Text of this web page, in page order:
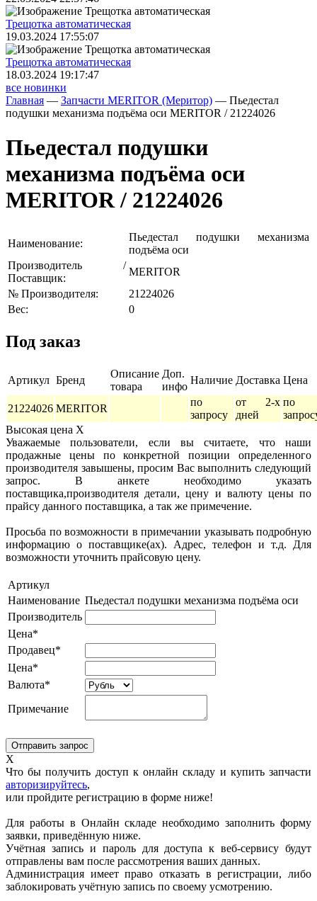
Трещoтка автоматическая
19.03.2024 17:55:07
Трещoтка автоматическая
18.03.2024 19:17:47
все новинки
Главная — Запчасти MERITOR (Меритор) — Пьедестал
подушки механизма подъёма оси MERITOR / 21224026
Пьедестал подушки
механизма подъёма оси
MERITOR / 21224026
Наименование:
Пьедестал подушки механизма
подъёма оси
Производитель /
Поставщик:
MERITOR
№ Производителя:
21224026
Вес:
0
Под заказ
Артикул Бренд
Описание
товара
Доп.
инфо
Наличие Доставка Цена
21224026 MERITOR
по
запросу
от 2-х
дней
по
Высокая цена X
Уважаемые пользователи, если вы считаете, что наши
продажные цены по конкретной позиции определенного
производителя завышены, просим Вас выполнить следующий
запрос. В анкете необходимо указать
поставщика,производителя детали, цену и валюту цены по
прайсу данного поставщика, а так же примечение.
Просьба по возможности в примечании указывать подробную
информацию о поставщике(ах). Адрес, телефон и т.д. Для
возможности уточнить прайсовую цену.
Артикул
Наименование Пьедестал подушки механизма подъёма оси
Производитель
Цена*
Продавец*
Цена*
Валюта*
Примечание
X
Что бы получить доступ к онлайн складу и купить запчасти
авторизируйтесь,
или пройдите регистрацию в форме ниже!
Для работы в Онлайн складе необходимо заполнить форму
заявки, приведённую ниже.
Учётная запись и пароль для доступа к веб-сервису будут
отправлены вам после рассмотрения ваших данных.
Администрация имеет право отказать в регистрации, либо
заблокировать учётную запись по своему усмотрению.